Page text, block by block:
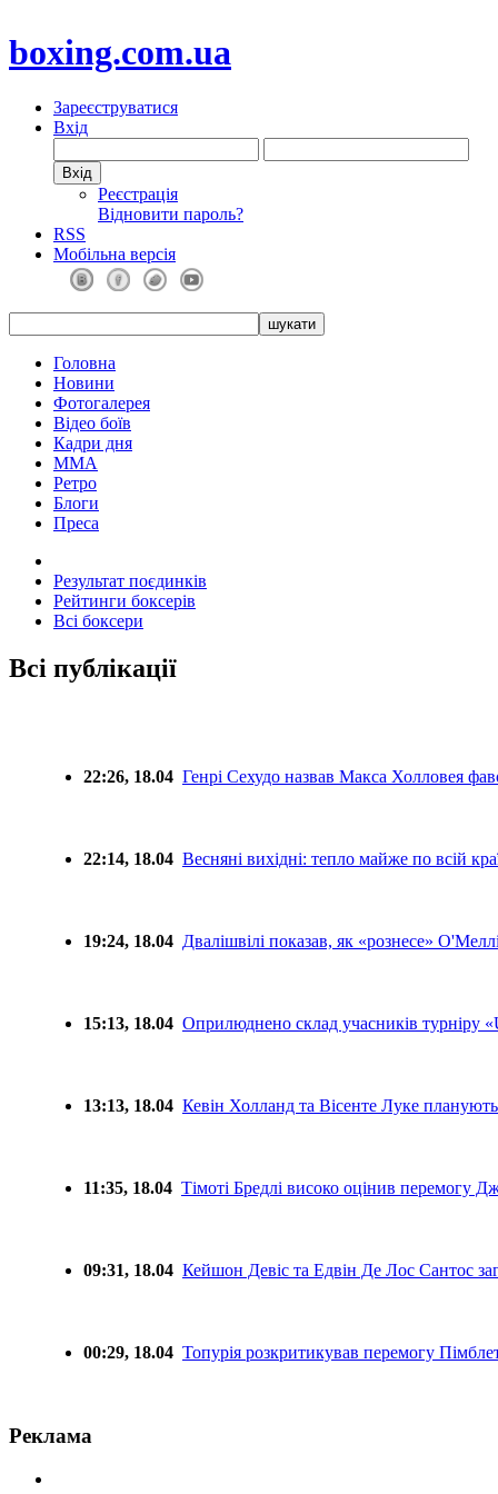
boxing.com.ua
Зареєструватися
Вхід
Реєстрація
Відновити пароль?
RSS
Мобільна версія
Головна
Новини
Фотогалерея
Відео боїв
Кадри дня
ММА
Ретро
Блоги
Преса
Результат поєдинків
Рейтинги боксерів
Всі боксери
Всі публікації
22:26, 18.04 Генрі Сехудо назвав Макса Холловея
22:14, 18.04 Весняні вихідні: тепло майже по всій
19:24, 18.04 Двалішвілі показав, як «рознесе»
15:13, 18.04 Оприлюднено склад учасників турніру
13:13, 18.04 Кевін Холланд та Вісенте Луке
11:35, 18.04 Тімоті Бредлі високо оцінив перемогу
09:31, 18.04 Кейшон Девіс та Едвін Де Лос Сантос
00:29, 18.04 Топурія розкритикував перемогу
Реклама